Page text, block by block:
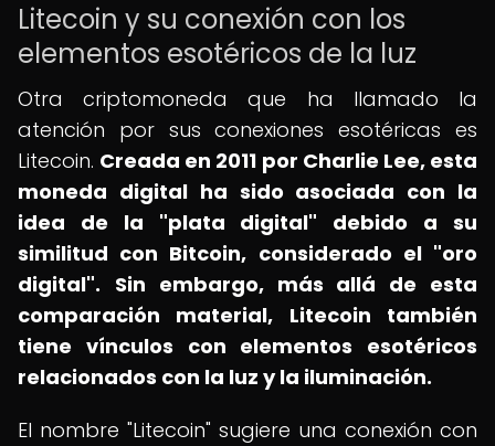
Litecoin y su conexión con los
elementos esotéricos de la luz
Otra criptomoneda que ha llamado la
atención por sus conexiones esotéricas es
Litecoin. Creada en 2011 por Charlie Lee, esta
moneda digital ha sido asociada con la
idea de la "plata digital" debido a su
similitud con Bitcoin, considerado el "oro
digital". Sin embargo, más allá de esta
comparación material, Litecoin también
tiene vínculos con elementos esotéricos
relacionados con la luz y la iluminación.
El nombre "Litecoin" sugiere una conexión con